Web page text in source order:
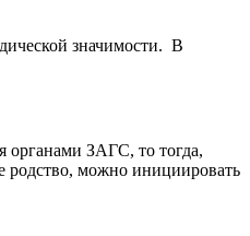
значимости. В
органами ЗАГС, то тогда,
родство, можно инициировать